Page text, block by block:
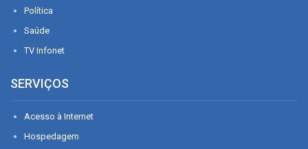
Política
Saúde
TV Infonet
SERVIÇOS
Acesso à Internet
Hospedagem